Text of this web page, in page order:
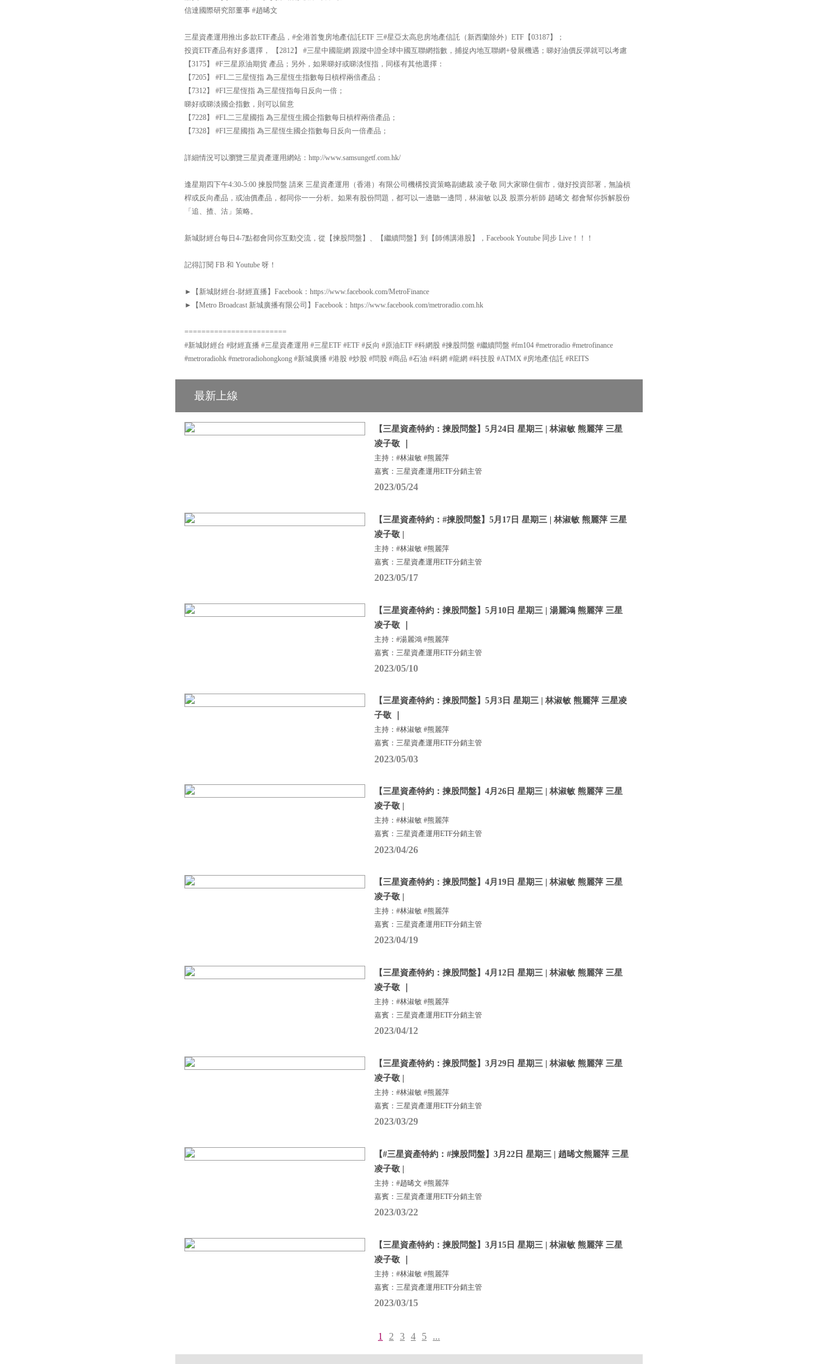
信達國際研究部董事 #趙晞文
三星資產運用推出多款ETF產品，#全港首隻房地產信託ETF 三#星亞太高息房地產信託（新西蘭除外）ETF【03187】；
投資ETF產品有好多選擇， 【2812】 #三星中國龍網 跟蹤中證全球中國互聯網指數，捕捉內地互聯網+發展機遇；睇好油價反彈就可以考慮
【3175】 #F三星原油期貨 產品；另外，如果睇好或睇淡恆指，同樣有其他選擇：
【7205】 #FL二三星恆指 為三星恆生指數每日槓桿兩倍產品；
【7312】 #FI三星恆指 為三星恆指每日反向一倍；
睇好或睇淡國企指數，則可以留意
【7228】 #FL二三星國指 為三星恆生國企指數每日槓桿兩倍產品；
【7328】 #FI三星國指 為三星恆生國企指數每日反向一倍產品；
詳細情況可以瀏覽三星資產運用網站：http://www.samsungetf.com.hk/
逢星期四下午4:30-5:00 揀股問盤 請來 三星資產運用（香港）有限公司機構投資策略副總裁 凌子敬 同大家睇住個市，做好投資部署，無論槓
桿或反向產品，或油價產品，都同你一一分析。如果有股份問題，都可以一邊聽一邊問，林淑敏 以及 股票分析師 趙晞文 都會幫你拆解股份
「追、揸、沽」策略。
新城財經台每日4-7點都會同你互動交流，從【揀股問盤】、【繼續問盤】到【師傅講港股】，Facebook Youtube 同步 Live！！！
記得訂閱 FB 和 Youtube 呀！
►【新城財經台-財經直播】Facebook：https://www.facebook.com/MetroFinance
►【Metro Broadcast 新城廣播有限公司】Facebook：https://www.facebook.com/metroradio.com.hk
========================
#新城財經台 #財經直播 #三星資產運用 #三星ETF #ETF #反向 #原油ETF #科網股 #揀股問盤 #繼續問盤 #fm104 #metroradio #metrofinance
#metroradiohk #metroradiohongkong #新城廣播 #港股 #炒股 #問股 #商品 #石油 #科網 #龍網 #科技股 #ATMX #房地產信託 #REITS
最新上線
【三星資產特約：揀股問盤】5月24日 星期三 | 林淑敏 熊麗萍 三星
凌子敬 ｜
主持：#林淑敏 #熊麗萍
嘉賓：三星資產運用ETF分銷主管
2023/05/24
【三星資產特約：#揀股問盤】5月17日 星期三 | 林淑敏 熊麗萍 三星
凌子敬 |
主持：#林淑敏 #熊麗萍
嘉賓：三星資產運用ETF分銷主管
2023/05/17
【三星資產特約：揀股問盤】5月10日 星期三 | 湯麗鴻 熊麗萍 三星
凌子敬 ｜
主持：#湯麗鴻 #熊麗萍
嘉賓：三星資產運用ETF分銷主管
2023/05/10
【三星資產特約：揀股問盤】5月3日 星期三 | 林淑敏 熊麗萍 三星凌
子敬 ｜
主持：#林淑敏 #熊麗萍
嘉賓：三星資產運用ETF分銷主管
2023/05/03
【三星資產特約：揀股問盤】4月26日 星期三 | 林淑敏 熊麗萍 三星
凌子敬 |
主持：#林淑敏 #熊麗萍
嘉賓：三星資產運用ETF分銷主管
2023/04/26
【三星資產特約：揀股問盤】4月19日 星期三 | 林淑敏 熊麗萍 三星
凌子敬 |
主持：#林淑敏 #熊麗萍
嘉賓：三星資產運用ETF分銷主管
2023/04/19
【三星資產特約：揀股問盤】4月12日 星期三 | 林淑敏 熊麗萍 三星
凌子敬 ｜
主持：#林淑敏 #熊麗萍
嘉賓：三星資產運用ETF分銷主管
2023/04/12
【三星資產特約：揀股問盤】3月29日 星期三 | 林淑敏 熊麗萍 三星
凌子敬 |
主持：#林淑敏 #熊麗萍
嘉賓：三星資產運用ETF分銷主管
2023/03/29
【#三星資產特約：#揀股問盤】3月22日 星期三 | 趙晞文熊麗萍 三星
凌子敬 |
主持：#趙晞文 #熊麗萍
嘉賓：三星資產運用ETF分銷主管
2023/03/22
【三星資產特約：揀股問盤】3月15日 星期三 | 林淑敏 熊麗萍 三星
凌子敬 ｜
主持：#林淑敏 #熊麗萍
嘉賓：三星資產運用ETF分銷主管
2023/03/15
1 2 3 4 5 ...